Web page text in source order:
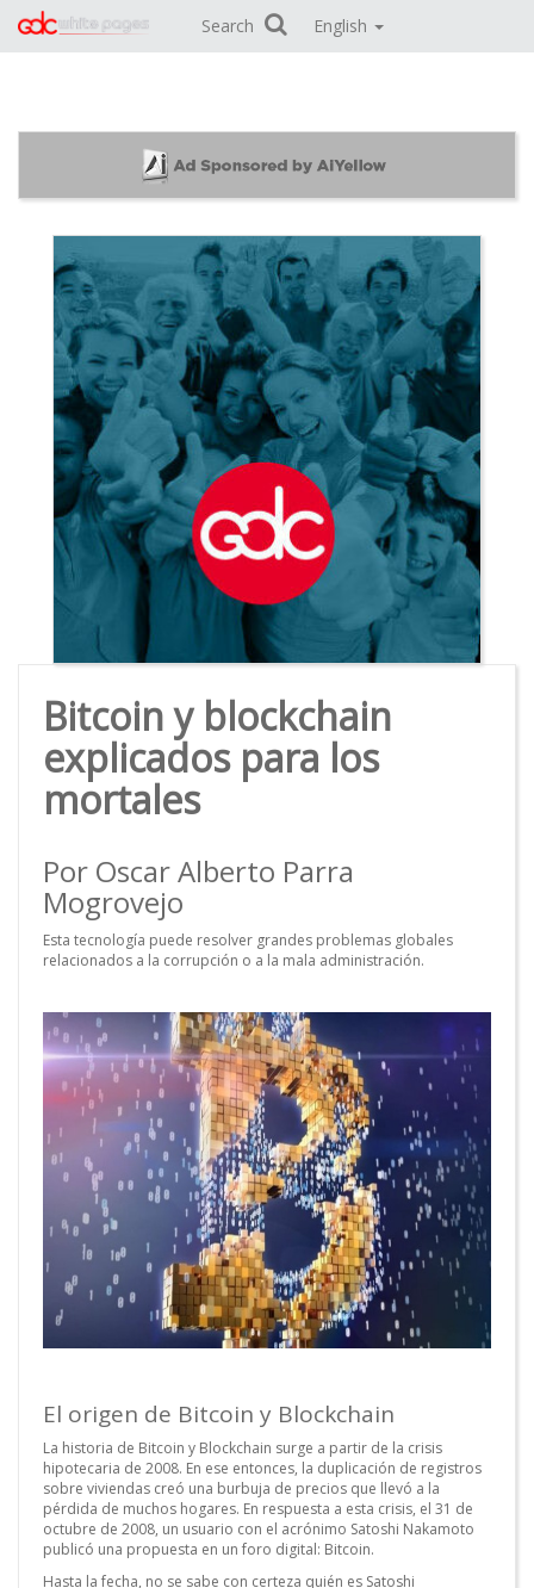
Search English
Bitcoin y blockchain
explicados para los
mortales
Por Oscar Alberto Parra
Mogrovejo
Esta tecnología puede resolver grandes problemas globales
relacionados a la corrupción o a la mala administración.
El origen de Bitcoin y Blockchain
La historia de Bitcoin y Blockchain surge a partir de la crisis
hipotecaria de 2008. En ese entonces, la duplicación de registros
sobre viviendas creó una burbuja de precios que llevó a la
pérdida de muchos hogares. En respuesta a esta crisis, el 31 de
octubre de 2008, un usuario con el acrónimo Satoshi Nakamoto
publicó una propuesta en un foro digital: Bitcoin.
Hasta la fecha, no se sabe con certeza quién es Satoshi